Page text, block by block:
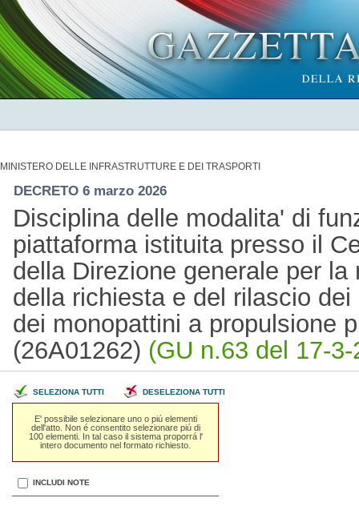
MINISTERO DELLE INFRASTRUTTURE E DEI TRASPORTI
DECRETO 6 marzo 2026
Disciplina delle modalita' di
piattaforma istituita presso il
della Direzione generale per
della richiesta e del rilascio
dei monopattini a propulsione
(26A01262) (GU n.63 del 17-
SELEZIONA TUTTI DESELEZIONA TUTTI
E' possibile selezionare uno o piú elementi
dell'atto. Non é consentito selezionare piú di
100 elementi. In tal caso il sistema proporrá l'
intero documento nel formato richiesto.
INCLUDI NOTE